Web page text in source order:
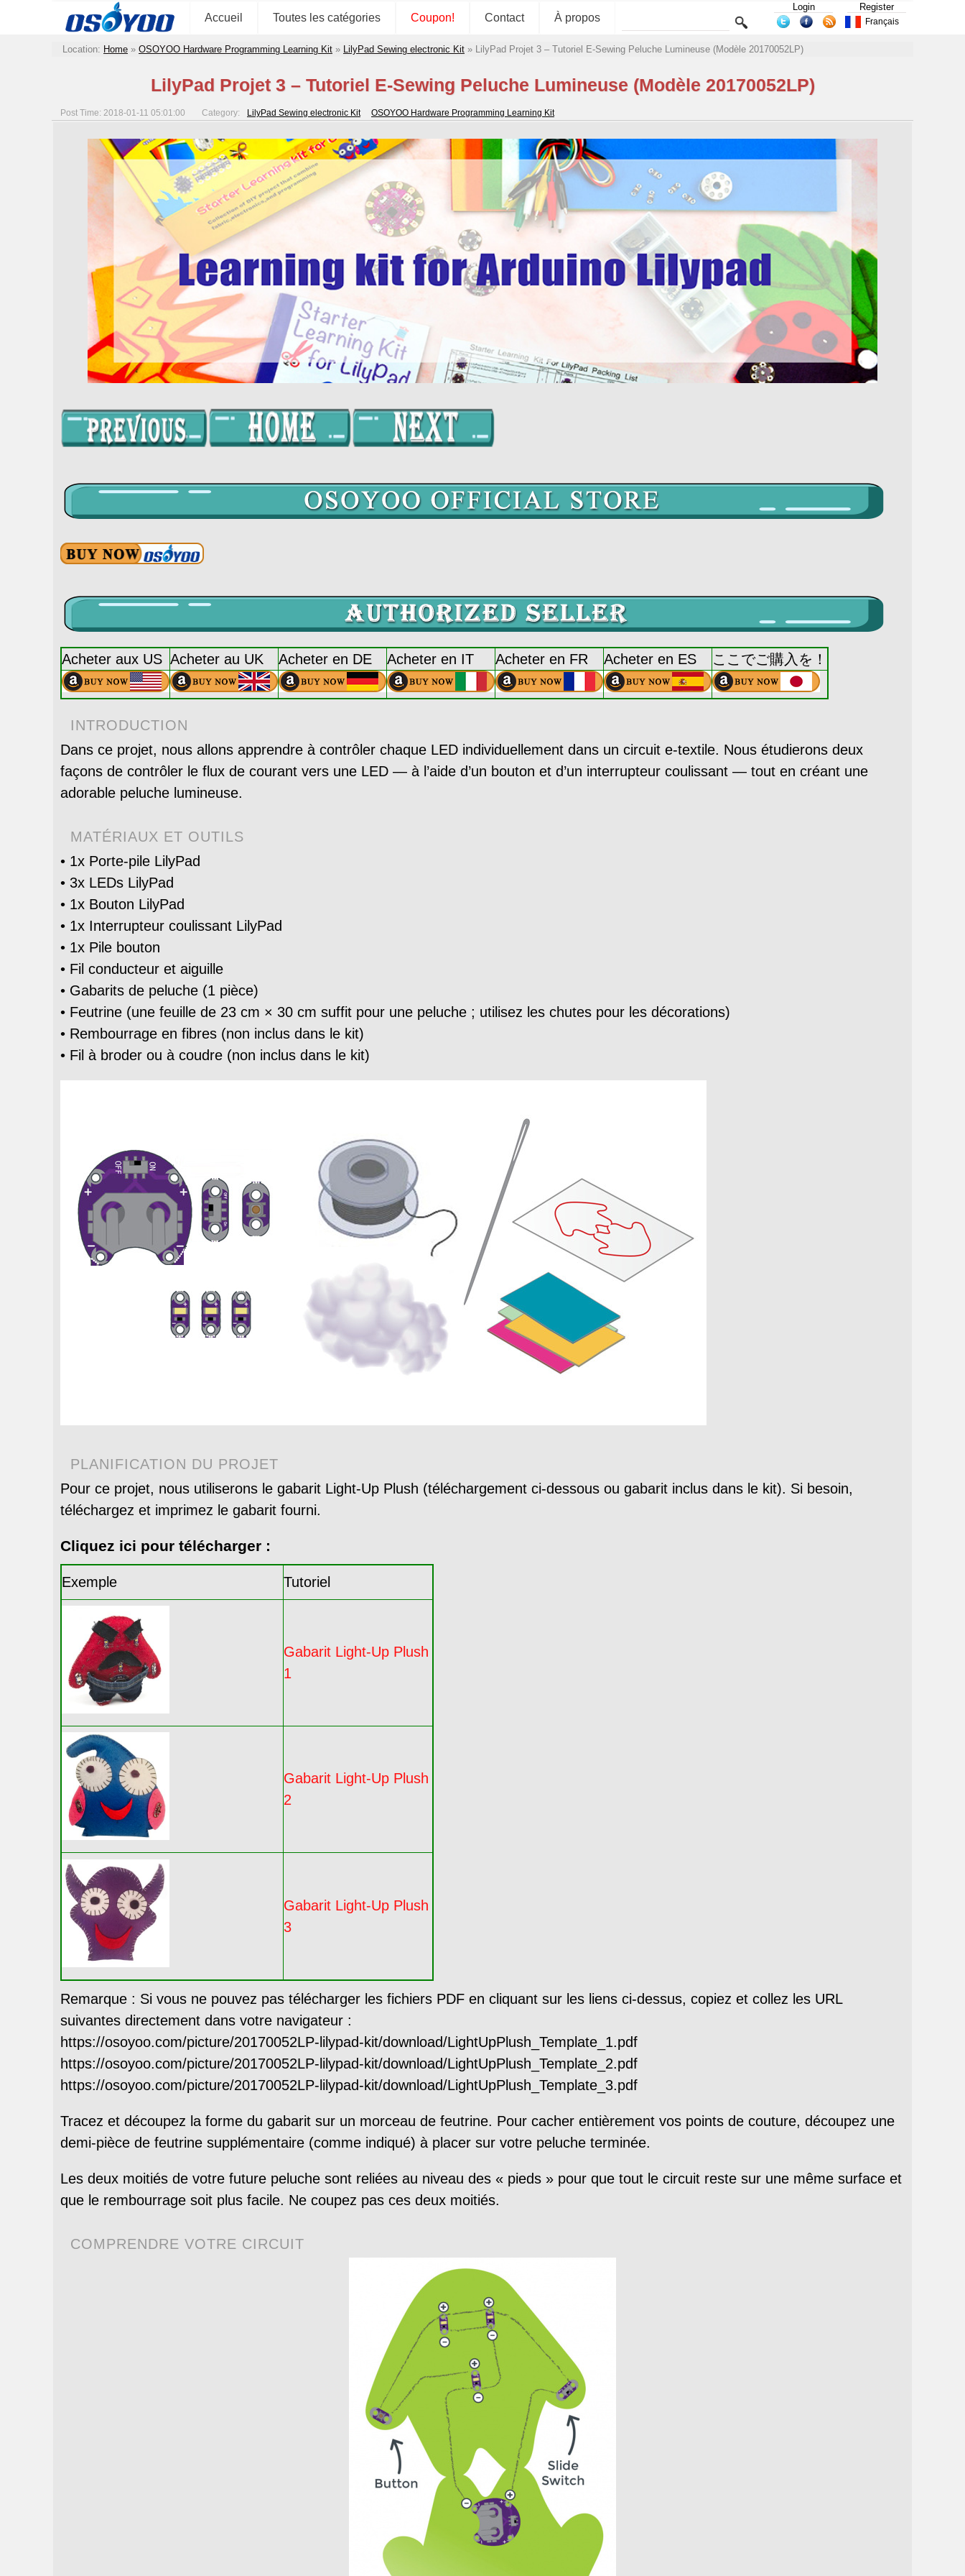
Accueil Toutes les catégories Coupon! Contact À propos
Login Register
Français
Location: Home » OSOYOO Hardware Programming Learning Kit » LilyPad Sewing electronic Kit » LilyPad Projet 3 – Tutoriel E-Sewing Peluche Lumineuse (Modèle 20170052LP)
LilyPad Projet 3 – Tutoriel E-Sewing Peluche Lumineuse (Modèle 20170052LP)
Post Time: 2018-01-11 05:01:00 Category: LilyPad Sewing electronic Kit OSOYOO Hardware Programming Learning Kit
Acheter aux US Acheter au UK Acheter en DE Acheter en IT Acheter en FR Acheter en ES ここでご購入を！
INTRODUCTION
Dans ce projet, nous allons apprendre à contrôler chaque LED individuellement dans un circuit e-textile. Nous étudierons deux
façons de contrôler le flux de courant vers une LED — à l’aide d’un bouton et d’un interrupteur coulissant — tout en créant une
adorable peluche lumineuse.
MATÉRIAUX ET OUTILS
• 1x Porte-pile LilyPad
• 3x LEDs LilyPad
• 1x Bouton LilyPad
• 1x Interrupteur coulissant LilyPad
• 1x Pile bouton
• Fil conducteur et aiguille
• Gabarits de peluche (1 pièce)
• Feutrine (une feuille de 23 cm × 30 cm suffit pour une peluche ; utilisez les chutes pour les décorations)
• Rembourrage en fibres (non inclus dans le kit)
• Fil à broder ou à coudre (non inclus dans le kit)
PLANIFICATION DU PROJET
Pour ce projet, nous utiliserons le gabarit Light-Up Plush (téléchargement ci-dessous ou gabarit inclus dans le kit). Si besoin,
téléchargez et imprimez le gabarit fourni.
Cliquez ici pour télécharger :
Exemple Tutoriel
Gabarit Light-Up Plush
1
Gabarit Light-Up Plush
2
Gabarit Light-Up Plush
3
Remarque : Si vous ne pouvez pas télécharger les fichiers PDF en cliquant sur les liens ci-dessus, copiez et collez les URL
suivantes directement dans votre navigateur :
https://osoyoo.com/picture/20170052LP-lilypad-kit/download/LightUpPlush_Template_1.pdf
https://osoyoo.com/picture/20170052LP-lilypad-kit/download/LightUpPlush_Template_2.pdf
https://osoyoo.com/picture/20170052LP-lilypad-kit/download/LightUpPlush_Template_3.pdf
Tracez et découpez la forme du gabarit sur un morceau de feutrine. Pour cacher entièrement vos points de couture, découpez une
demi-pièce de feutrine supplémentaire (comme indiqué) à placer sur votre peluche terminée.
Les deux moitiés de votre future peluche sont reliées au niveau des « pieds » pour que tout le circuit reste sur une même surface et
que le rembourrage soit plus facile. Ne coupez pas ces deux moitiés.
COMPRENDRE VOTRE CIRCUIT